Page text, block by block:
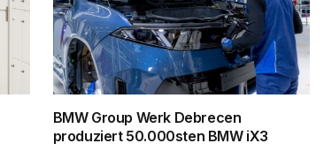
BMW Group Werk Debrecen
produziert 50.000sten BMW iX3